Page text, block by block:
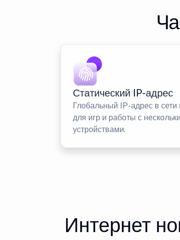
Статический IP-адрес
Глобальный IP-адрес в сети
для игр и работы с
устройствами.
Интернет